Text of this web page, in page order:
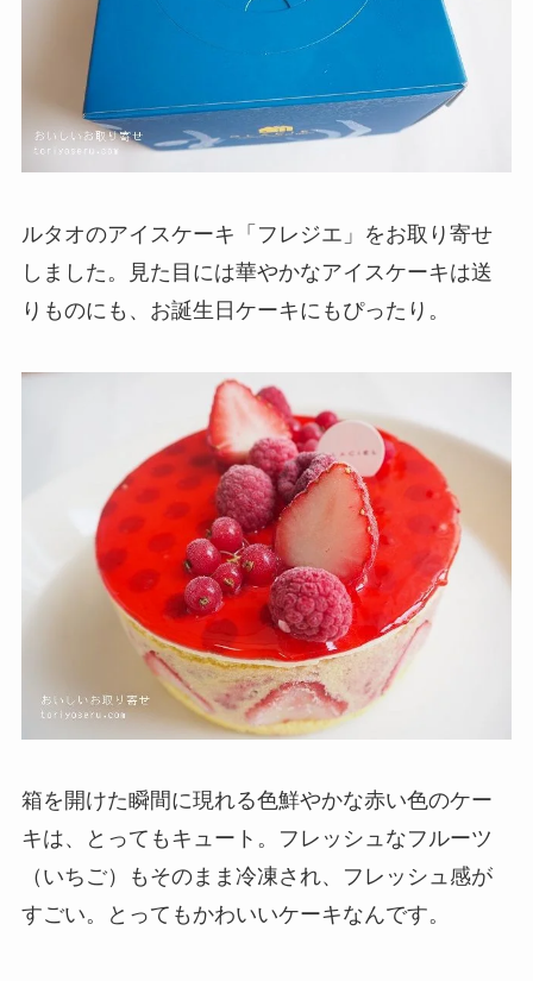
ルタオのアイスケーキ「フレジエ」をお取り寄せ
しました。見た目には華やかなアイスケーキは送
りものにも、お誕生日ケーキにもぴったり。
箱を開けた瞬間に現れる色鮮やかな赤い色のケー
キは、とってもキュート。フレッシュなフルーツ
（いちご）もそのまま冷凍され、フレッシュ感が
すごい。とってもかわいいケーキなんです。